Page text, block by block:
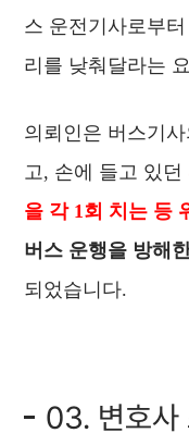
스 운전기사로부
리를 낮춰달라는
의뢰인은 버스기
고, 손에 들고 있던
을 각 1회 치는 등
버스 운행을 방해
되었습니다.
03. 변호사